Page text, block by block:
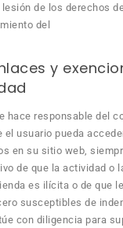
de los derechos
del
y
hace responsable del
usuario pueda
en su sitio web,
de que la actividad o
es ilícita o de que
susceptibles de
con diligencia para